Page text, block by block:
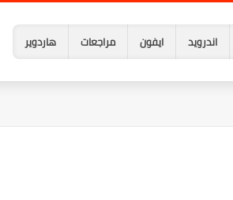
اندرويد ايفون مراجعات هاردوير